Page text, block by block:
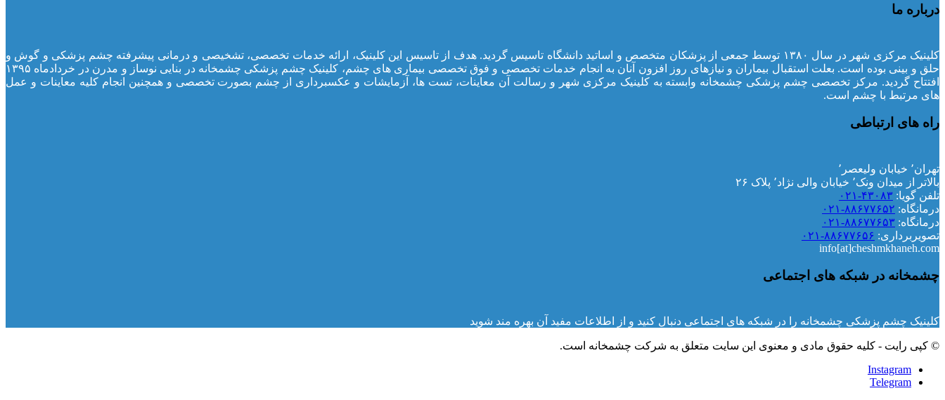
درباره ما
کلینیک مرکزی شهر در سال ۱۳۸۰ توسط جمعی از پزشکان متخصص و اساتید دانشگاه تاسیس گردید. هدف از تاسیس این کلینیک، ارائه خدمات تخصصی، تشخیصی و درمانی پیشرفته چشم پزشکی و گوش و
حلق و بینی بوده است. بعلت استقبال بیماران و نیازهای روز افزون آنان به انجام خدمات تخصصی و فوق تخصصی بیماری های چشم، کلینیک چشم پزشکی چشمخانه در بنایی نوساز و مدرن در خردادماه ۱۳۹۵
افتتاح گردید. مرکز تخصصی چشم پزشکی چشمخانه وابسته به کلینیک مرکزی شهر و رسالت آن معاینات، تست ها، آزمایشات و عکسبرداری از چشم بصورت تخصصی و همچنین انجام کلیه معاینات و عمل
های مرتبط با چشم است.
راه های ارتباطی
تهران٬ خیابان ولیعصر٬
بالاتر از میدان ونک٬ خیابان والی نژاد٬ پلاک ۲۶
تلفن گویا: ۴۳۰۸۳-۰۲۱
درمانگاه: ۸۸۶۷۷۶۵۲-۰۲۱
درمانگاه: ۸۸۶۷۷۶۵۳-۰۲۱
تصویربرداری: ۸۸۶۷۷۶۵۶-۰۲۱
info[at]cheshmkhaneh.com
چشمخانه در شبکه های اجتماعی
کلینیک چشم پزشکی چشمخانه را در شبکه های اجتماعی دنبال کنید و از اطلاعات مفید آن بهره مند شوید
© کپی رایت - کلیه حقوق مادی و معنوی این سایت متعلق به شرکت چشمخانه است.
Instagram
Telegram